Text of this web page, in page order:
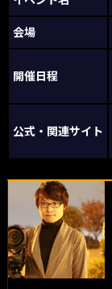
会場
開催日程
公式・関連サイト